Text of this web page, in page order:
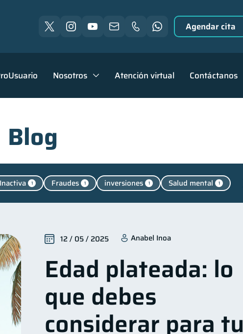
Nosotros Atención virtual Contáctanos
Agendar cita
Blog
1 Fraudes 1 inversiones 1 Salud mental 1
10 Deudas Préstamos
Ciberseguridad Servicios
4 Vacaciones 2 Criptomonedas 2
Personales Finanzas en Pareja 1
financiera ahorro Doble sueldo
12 / 05 / 2025 Anabel Inoa
Edad plateada: lo
que debes
considerar para tu